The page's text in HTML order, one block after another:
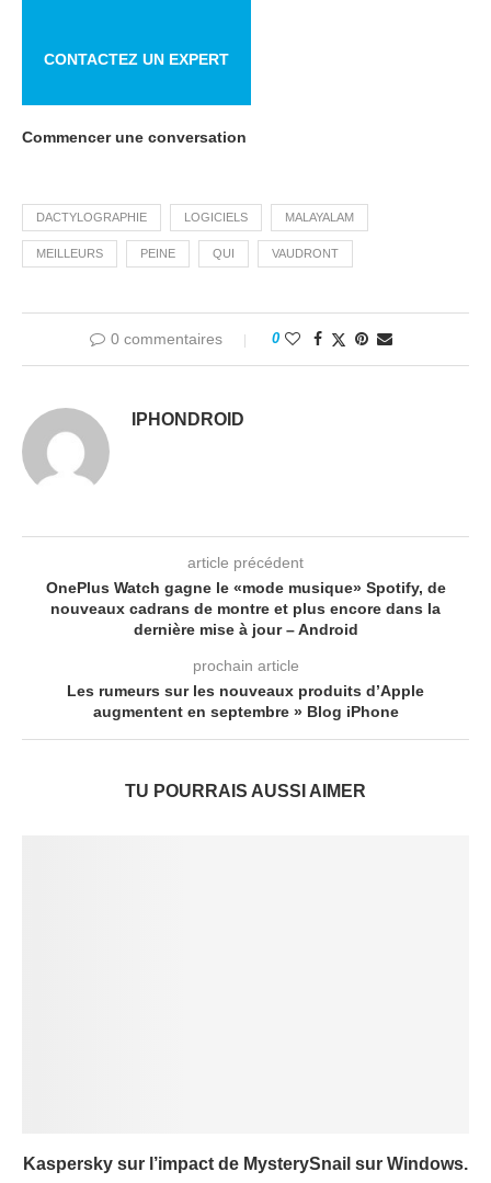
CONTACTEZ UN EXPERT
Commencer une conversation
DACTYLOGRAPHIE LOGICIELS MALAYALAM
MEILLEURS PEINE QUI VAUDRONT
0 commentaires 0
IPHONDROID
article précédent
OnePlus Watch gagne le «mode musique» Spotify, de
nouveaux cadrans de montre et plus encore dans la
dernière mise à jour – Android
prochain article
Les rumeurs sur les nouveaux produits d’Apple
augmentent en septembre » Blog iPhone
TU POURRAIS AUSSI AIMER
Kaspersky sur l’impact de MysterySnail sur Windows.